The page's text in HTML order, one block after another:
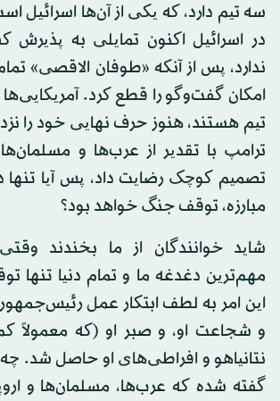
سه تیم دارد، که یکی از آن‌ها اسرائیل
در اسرائیل اکنون تمایلی به
ندارد، پس از آنکه «طوفان الاقصی»
امکان گفت‌وگو را قطع کرد. آمریکایی‌ها
تیم هستند، هنوز حرف نهایی خود را
ترامپ با تقدیر از عرب‌ها و
تصمیم کوچک رضایت داد، پس آیا تنها
مبارزه، توقف جنگ خواهد بود؟
شاید خوانندگان از ما بخندند
مهم‌ترین دغدغه‌ ما و تمام دنیا تنها
این امر به لطف ابتکار عمل
و شجاعت او، و صبر او (که معمولاً
نتانیاهو و افراطی‌های او حاصل شد.
گفته شده که عرب‌ها، مسلمان‌ها و